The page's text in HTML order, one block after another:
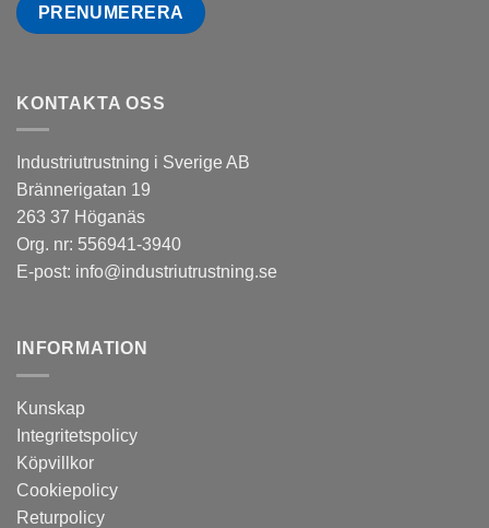
KONTAKTA OSS
Industriutrustning i Sverige AB
Brännerigatan 19
263 37 Höganäs
Org. nr: 556941-3940
E-post: info@industriutrustning.se
INFORMATION
Kunskap
Integritetspolicy
Köpvillkor
Cookiepolicy
Returpolicy